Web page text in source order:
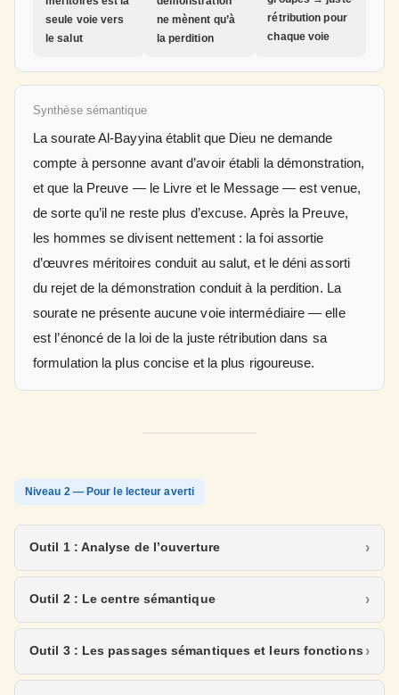
seule voie vers
le salut
ne mènent qu’à
la perdition
rétribution pour
chaque voie
Synthèse sémantique
La sourate Al-Bayyina établit que Dieu ne demande
compte à personne avant d’avoir établi la démonstration,
et que la Preuve — le Livre et le Message — est venue,
de sorte qu’il ne reste plus d’excuse. Après la Preuve,
les hommes se divisent nettement : la foi assortie
d’œuvres méritoires conduit au salut, et le déni assorti
du rejet de la démonstration conduit à la perdition. La
sourate ne présente aucune voie intermédiaire — elle
est l’énoncé de la loi de la juste rétribution dans sa
formulation la plus concise et la plus rigoureuse.
Niveau 2 — Pour le lecteur averti
Outil 1 : Analyse de l’ouverture
Outil 2 : Le centre sémantique
Outil 3 : Les passages sémantiques et leurs fonctions